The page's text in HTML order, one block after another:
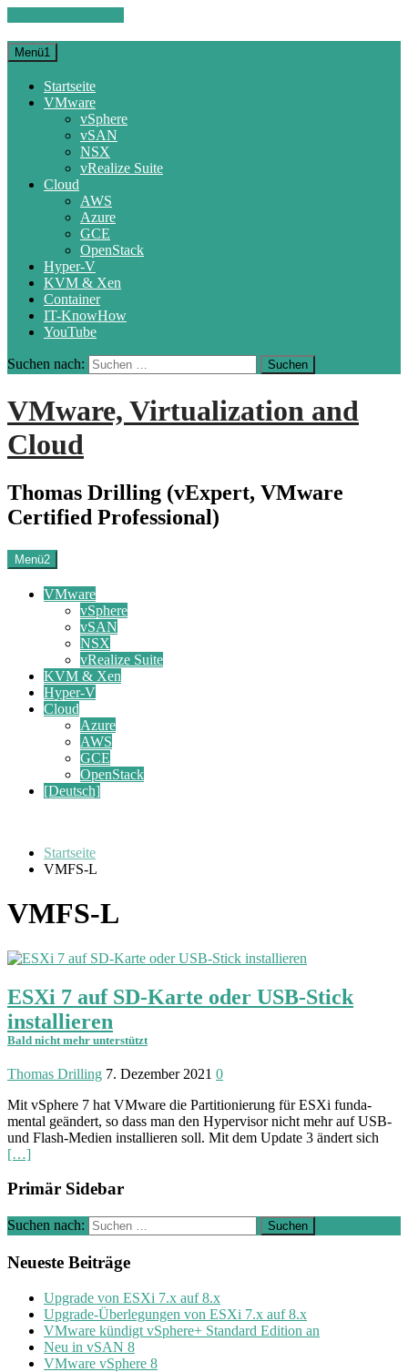
Menü1
Startseite
VMware
vSphere
vSAN
NSX
vRealize Suite
Cloud
AWS
Azure
GCE
OpenStack
Hyper-V
KVM & Xen
Container
IT-KnowHow
YouTube
Suchen nach:
VMware, Virtualization and
Cloud
Thomas Drilling (vExpert, VMware
Certified Professional)
Menü2
VMware
vSphere
vSAN
NSX
vRealize Suite
KVM & Xen
Hyper-V
Cloud
Azure
AWS
GCE
OpenStack
[Deutsch]
Startseite
VMFS-L
VMFS-L
ESXi 7 auf SD-Karte oder USB-Stick
installieren
Bald nicht mehr unterstützt
Thomas Drilling 7. Dezember 2021 0
Mit vSphere 7 hat VMware die Parti­tionierung für ESXi funda­
mental geän­dert, so dass man den Hyper­visor nicht mehr auf USB-
und Flash-Medien instal­lieren soll. Mit dem Update 3 ändert sich
[…]
Primär Sidebar
Suchen nach:
Neueste Beiträge
Upgrade von ESXi 7.x auf 8.x
Upgrade-Überlegungen von ESXi 7.x auf 8.x
VMware kündigt vSphere+ Standard Edition an
Neu in vSAN 8
VMware vSphere 8